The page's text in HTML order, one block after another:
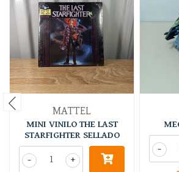
MATTEL
MINI VINILO THE LAST
STARFIGHTER SELLADO
+
-
-